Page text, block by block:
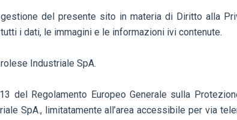
del presente sito in materia di Diritto alla
i dati, le immagini e le informazioni ivi contenute.
Industriale SpA.
del Regolamento Europeo Generale sulla
SpA., limitatamente all’area accessibile per via